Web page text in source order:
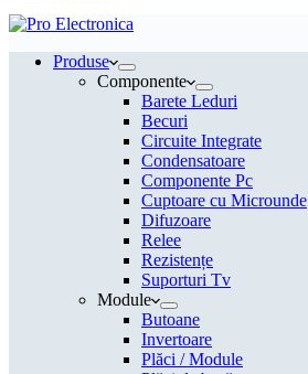
Produse
Componente
Barete Leduri
Becuri
Circuite Integrate
Condensatoare
Componente Pc
Cuptoare cu Microunde
Difuzoare
Relee
Rezistențe
Suporturi Tv
Module
Butoane
Invertoare
Plăci / Module